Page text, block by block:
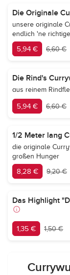
Die Originale
unsere originale
endlich 'ne
5,94 € 6,60 €
Die Rind's
aus reinem
5,94 € 6,60 €
1/2 Meter lang
die originale
großen Hunger
8,28 € 9,20 €
Das Highlight
1,35 € 1,50 €